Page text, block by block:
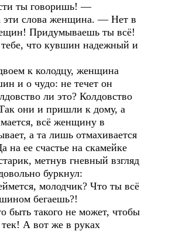
ты говоришь! —
эти слова женщина. — Нет в
Придумываешь ты всё!
что кувшин надежный и
к колодцу, женщина
и о чудо: не течет он
ли это? Колдовство
они и пришли к дому, а
всё женщину в
а та лишь отмахивается
на ее счастье на скамейке
метнув гневный взгляд
буркнул:
молодчик? Что ты всё
бегаешь?!
быть такого не может, чтобы
А вот же в руках